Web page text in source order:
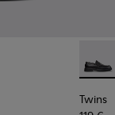
017 - Bottines en
019
Twins